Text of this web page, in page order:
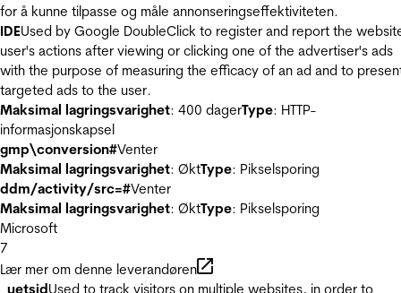
for å kunne tilpasse og måle annonseringseffektiviteten.
IDEUsed by Google DoubleClick to register and report the
user's actions after viewing or clicking one of the advertiser's ads
with the purpose of measuring the efficacy of an ad and to
targeted ads to the user.
Maksimal lagringsvarighet: 400 dagerType: HTTP-
informasjonskapsel
gmp\conversion#Venter
Maksimal lagringsvarighet: ØktType: Pikselsporing
ddm/activity/src=#Venter
Maksimal lagringsvarighet: ØktType: Pikselsporing
Microsoft
7
Lær mer om denne leverandøren
_uetsidUsed to track visitors on multiple websites, in order to